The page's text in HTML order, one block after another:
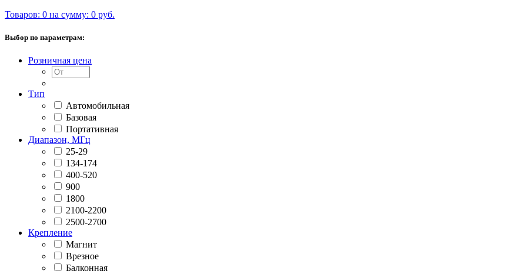
Товаров: 0 на сумму: 0 руб.
Выбор по параметрам:
Розничная цена
Тип
Автомобильная
Базовая
Портативная
Диапазон, МГц
25-29
134-174
400-520
900
1800
2100-2200
2500-2700
Крепление
Магнит
Врезное
Балконная